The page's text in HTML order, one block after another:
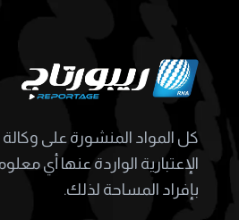
كل المواد المنشورة على وكالة
الإعتبارية الواردة عنها أي
بإفراد المساحة لذلك.